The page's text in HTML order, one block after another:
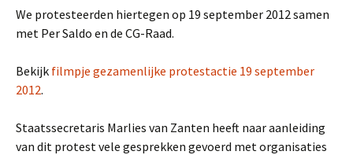
We protesteerden hiertegen op 19 september 2012 samen
met Per Saldo en de CG-Raad.
Bekijk filmpje gezamenlijke protestactie 19 september
2012.
Staatssecretaris Marlies van Zanten heeft naar aanleiding
van dit protest vele gesprekken gevoerd met organisaties